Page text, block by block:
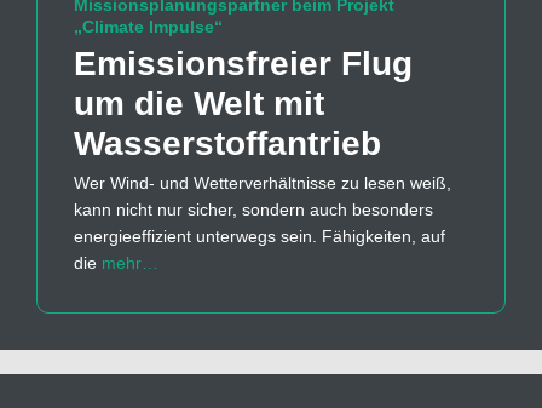
Missionsplanungspartner beim Projekt
„Climate Impulse“
Emissions­freier Flug
um die Welt mit
Wasserstoff­antrieb
Wer Wind- und Wetterverhältnisse zu lesen weiß,
kann nicht nur sicher, sondern auch besonders
energieeffizient unterwegs sein. Fähigkeiten, auf
die mehr…